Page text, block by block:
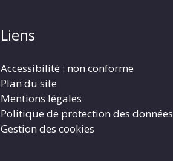
Liens
Accessibilité : non conforme
Plan du site
Mentions légales
Politique de protection des données
Gestion des cookies